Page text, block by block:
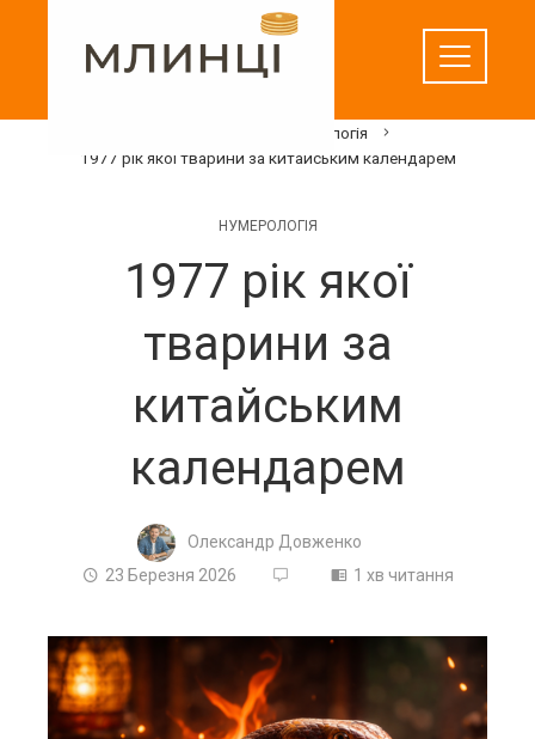
Нумерологія
1977 рік якої тварини за китайським календарем
НУМЕРОЛОГІЯ
1977 рік якої
тварини за
китайським
календарем
Олександр Довженко
23 Березня 2026
1 хв читання